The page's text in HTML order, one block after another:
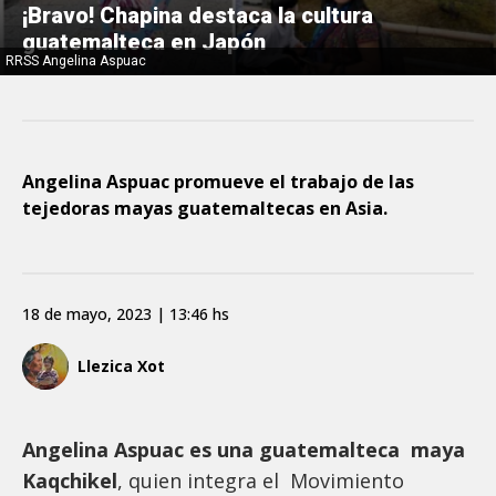
RRSS Angelina Aspuac
¡Bravo! Chapina destaca la cultura
guatemalteca en Japón
Angelina Aspuac promueve el trabajo de las
tejedoras mayas guatemaltecas en Asia.
Llezica Xot
18 de mayo, 2023 | 13:46 hs
Angelina Aspuac es una guatemalteca maya
Kaqchikel, quien integra el Movimiento